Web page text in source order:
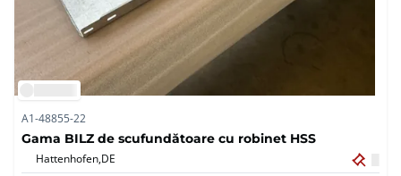
A1-48855-22
Gama BILZ de scufundătoare cu robinet HSS
Hattenhofen,DE